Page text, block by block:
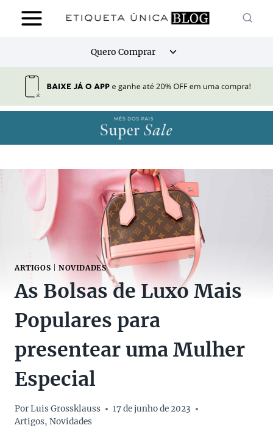
para
Quero Comprar
Alternar
ARTIGOS NOVIDADES
As Bolsas de Luxo Mais
Populares para
presentear uma Mulher
Especial
PorLuis Grossklauss
17 de junho de 2023
Artigos, Novidades